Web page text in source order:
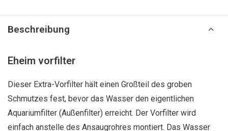
Beschreibung
Eheim vorfilter
Dieser Extra-Vorfilter hält einen Großteil des groben
Schmutzes fest, bevor das Wasser den eigentlichen
Aquariumfilter (Außenfilter) erreicht. Der Vorfilter wird
einfach anstelle des Ansaugrohres montiert. Das Wasser